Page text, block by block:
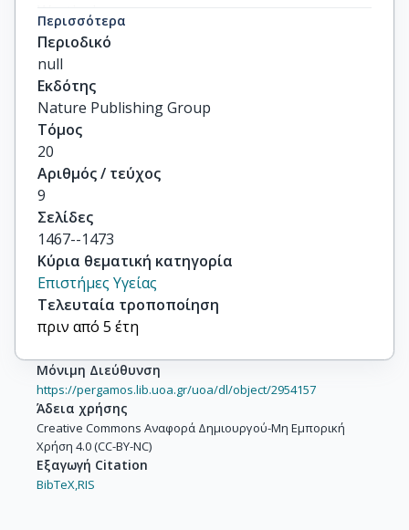
Westin, J
Sonneveld, P
others
Περισσότερα
Περιοδικό
null
Εκδότης
Nature Publishing Group
Τόμος
20
Αριθμός / τεύχος
9
Σελίδες
1467--1473
Κύρια θεματική κατηγορία
Επιστήμες Υγείας
Τελευταία τροποποίηση
πριν από 5 έτη
Μόνιμη Διεύθυνση
https://pergamos.lib.uoa.gr/uoa/dl/object/2954157
Άδεια χρήσης
Creative Commons Αναφορά Δημιουργού-Μη Εμπορική
Χρήση 4.0 (CC-BY-NC)
Εξαγωγή Citation
BibTeX,RIS